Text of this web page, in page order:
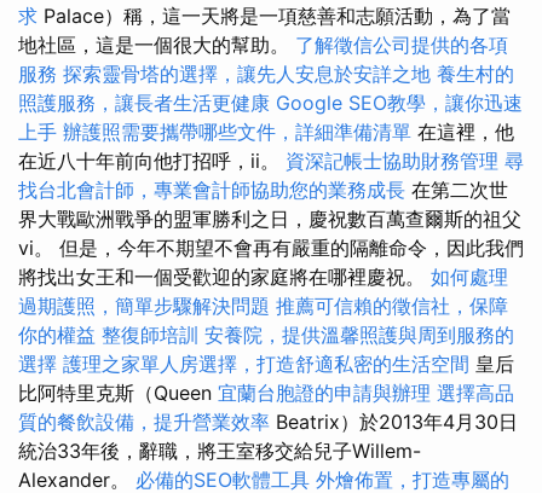
求 Palace）稱，這一天將是一項慈善和志願活動，為了當
地社區，這是一個很大的幫助。 了解徵信公司提供的各項
服務 探索靈骨塔的選擇，讓先人安息於安詳之地 養生村的
照護服務，讓長者生活更健康 Google SEO教學，讓你迅速
上手 辦護照需要攜帶哪些文件，詳細準備清單 在這裡，他
在近八十年前向他打招呼，ii。 資深記帳士協助財務管理 尋
找台北會計師，專業會計師協助您的業務成長 在第二次世
界大戰歐洲戰爭的盟軍勝利之日，慶祝數百萬查爾斯的祖父
vi。 但是，今年不期望不會再有嚴重的隔離命令，因此我們
將找出女王和一個受歡迎的家庭將在哪裡慶祝。 如何處理
過期護照，簡單步驟解決問題 推薦可信賴的徵信社，保障
你的權益 整復師培訓 安養院，提供溫馨照護與周到服務的
選擇 護理之家單人房選擇，打造舒適私密的生活空間 皇后
比阿特里克斯（Queen 宜蘭台胞證的申請與辦理 選擇高品
質的餐飲設備，提升營業效率 Beatrix）於2013年4月30日
統治33年後，辭職，將王室移交給兒子Willem-
Alexander。 必備的SEO軟體工具 外燴佈置，打造專屬的